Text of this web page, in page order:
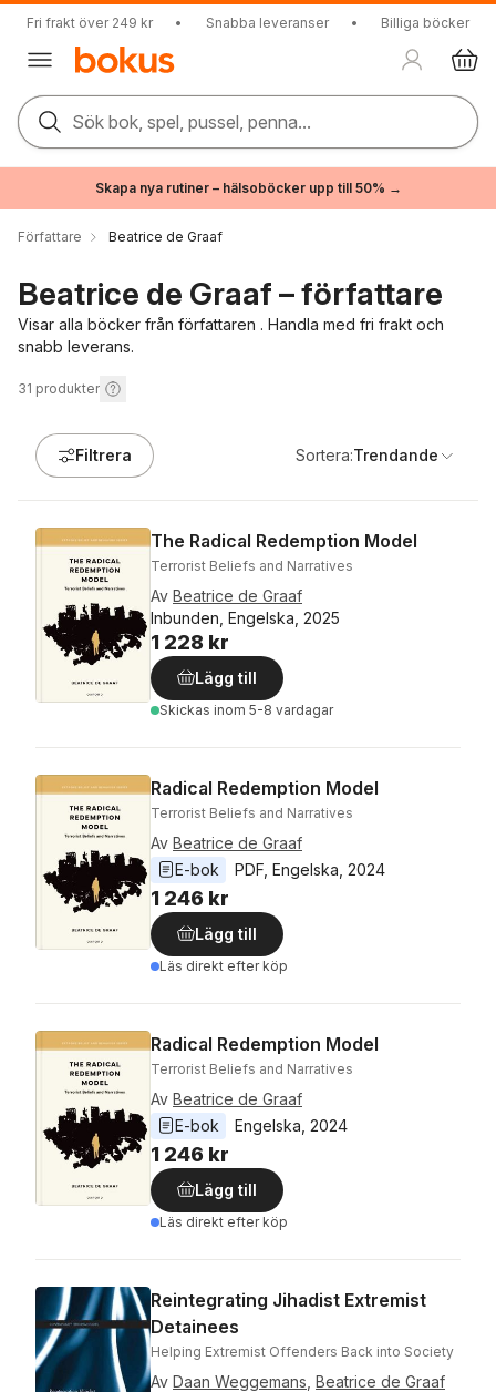
Fri frakt över 249 kr • Snabba leveranser • Billiga böcker
Sök bok, spel, pussel, penna...
Skapa nya rutiner – hälsoböcker upp till 50% →
Författare Beatrice de Graaf
Beatrice de Graaf – författare
Visar alla böcker från författaren . Handla med fri frakt och
snabb leverans.
31 produkter
Filtrera Sortera:Trendande
The Radical Redemption Model
Terrorist Beliefs and Narratives
Av Beatrice de Graaf
Inbunden, Engelska, 2025
1 228 kr
Lägg till
Skickas inom 5-8 vardagar
Radical Redemption Model
Terrorist Beliefs and Narratives
Av Beatrice de Graaf
E-bok
PDF Engelska 2024
1 246 kr
Lägg till
Läs direkt efter köp
Radical Redemption Model
Terrorist Beliefs and Narratives
Av Beatrice de Graaf
E-bok
Engelska 2024
1 246 kr
Lägg till
Läs direkt efter köp
Reintegrating Jihadist Extremist
Detainees
Helping Extremist Offenders Back into Society
Av Daan Weggemans Beatrice de Graaf